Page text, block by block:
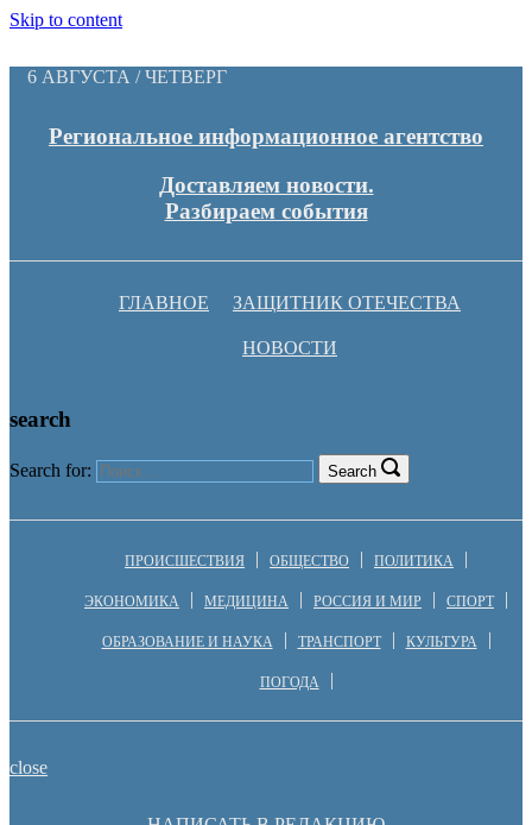
Skip to content
6 АВГУСТА / ЧЕТВЕРГ
Региональное информационное агентство
Доставляем новости.
Разбираем события
ГЛАВНОЕ ЗАЩИТНИК ОТЕЧЕСТВА
НОВОСТИ
search
Search for: Search
ПРОИСШЕСТВИЯ ОБЩЕСТВО ПОЛИТИКА
ЭКОНОМИКА МЕДИЦИНА РОССИЯ И МИР СПОРТ
ОБРАЗОВАНИЕ И НАУКА ТРАНСПОРТ КУЛЬТУРА
ПОГОДА
close